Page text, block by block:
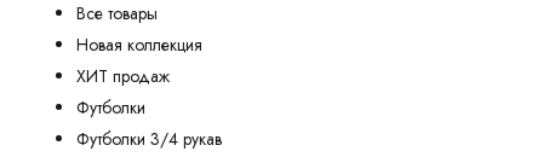
Все товары
Новая коллекция
ХИТ продаж
Футболки
Футболки 3/4 рукав